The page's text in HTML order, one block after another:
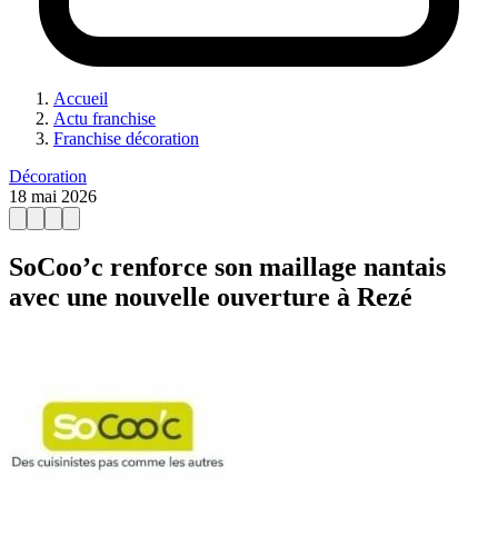
Accueil
Actu franchise
Franchise décoration
Décoration
18 mai 2026
SoCoo’c renforce son maillage nantais
avec une nouvelle ouverture à Rezé